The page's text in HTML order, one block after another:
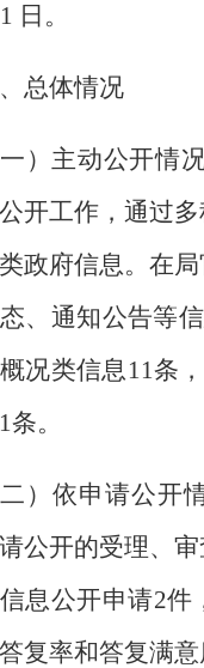
日。
总体情况
一）主动公开情况
开工作，通过
政府信息。在
、通知公告等
况类信息11条，
1条。
二）依申请公开
公开的受理、
息公开申请2件
复率和答复满意